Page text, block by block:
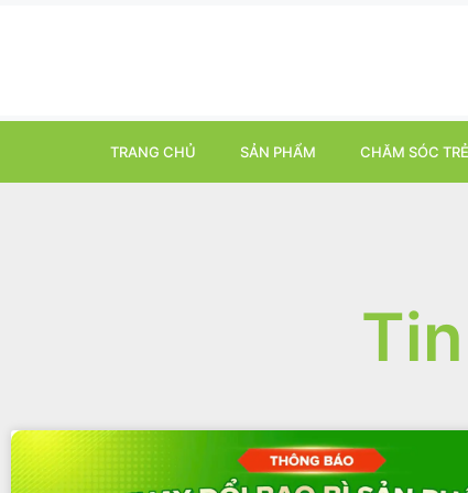
TRANG CHỦ SẢN PHẨM CHĂM SÓC TRẺ